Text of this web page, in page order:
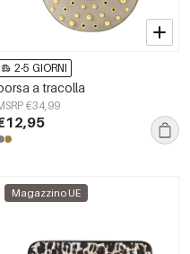
2-5 GIORNI
a tracolla
€34,99
Magazzino UE